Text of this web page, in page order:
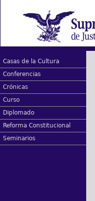
Casas de la Cultura
Conferencias
Crónicas
Curso
Diplomado
Reforma Constitucional
Seminarios